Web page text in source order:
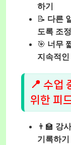
하기
📝 다른
도록 조정
🎯 너무
지속적
📍 수업
위한 피
👨‍🏫 강
기록하기